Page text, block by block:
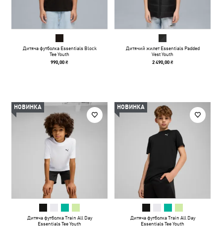
Дитяча футболка Essentials Block
Tee Youth
990,00 ₴
Дитячий жилет Essentials Padded
Vest Youth
2 490,00 ₴
НОВИНКА
Дитяча футболка Train All Day
Essentials Tee Youth
НОВИНКА
Дитяча футболка Train All Day
Essentials Tee Youth